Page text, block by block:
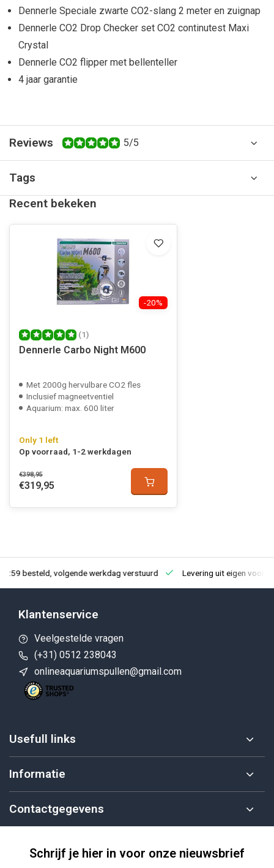
Dennerle Speciale zwarte CO2-slang 2 meter en zuignap
Dennerle CO2 Drop Checker set CO2 continutest Maxi
Crystal
Dennerle CO2 flipper met bellenteller
4 jaar garantie
Reviews 5/5
Tags
Recent bekeken
-20%
(1)
Dennerle Carbo Night M600
Met 2000g hervulbare CO2 fles
Inclusief magneetventiel
Aquarium: max. 600 liter
Only 1 left
Op voorraad, 1-2 werkdagen
€398,95
€319,95
besteld, volgende werkdag verstuurd Levering uit eigen
Klantenservice
Veelgestelde vragen
(+31) 0512 238043
onlineaquariumspullen@gmail.com
Usefull links
Informatie
Contactgegevens
Schrijf je hier in voor onze nieuwsbrief